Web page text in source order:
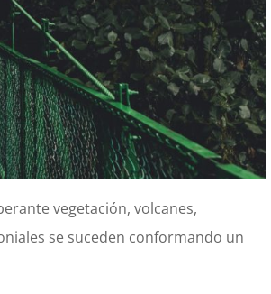
vegetación, volcanes,
se suceden conformando un